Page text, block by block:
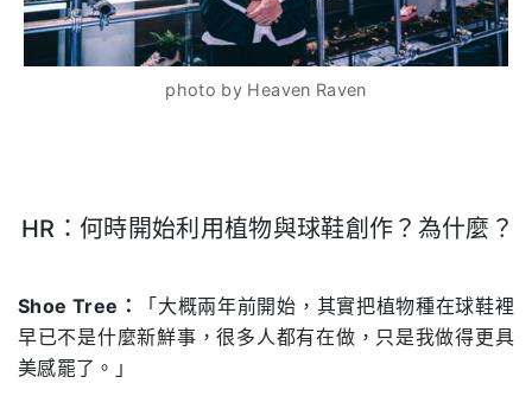
photo by Heaven Raven
HR：何時開始利用植物與球鞋創作？為什麼？
Shoe Tree：
「大概兩年前開始，其實把植物種在球鞋裡
早已不是什麼新鮮事，很多人都有在做，只是我做得更具
美感罷了。」